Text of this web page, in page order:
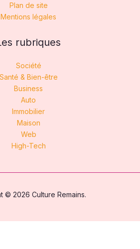
Plan de site
Mentions légales
rubriques
Société
Santé & Bien-être
Business
Auto
Immobilier
Maison
Web
High-Tech
© 2026 Culture Remains.